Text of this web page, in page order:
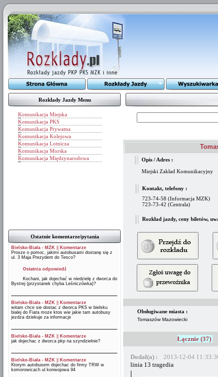
Rozkłady Jazdy Menu
Komunikacja Miejska
Komunikacja PKS
Komunikacja Prywatna
Komunikacja Kolejowa
Komunikacja Lotnicza
Komunikacja Morska
Komunikacja Międzynarodowa
Ostatnie komentarze/pytania
Bielsko-Biała - MZK
Komentarze
Prosze o pomoc, jakimi autobusami dostanę się z
ul. 3 Maja Prezydent do Tesco?
Ostatnia odpowiedź
Kochani, jak dojechać w niedzielę z dworca do
Bystrej (przystanek chyba Leśniczówka)?
Bielsko-Biała - MZK
Komentarze
witam chce sie dostac z dworca PKS w bielsku
bialej do Fiata moze ktos wie jakie tam autobusy
jezdza dziekuje za informacje
Bielsko-Biała - MZK
Komentarze
jak dojechac z dworca pkp na szyndzielnie?
Bielsko-Biała - MZK
Komentarze
Ktorym autobusem dojechac do firmy TRW w
komorowicach ul konwojowa 94
Opis / Adres :
Miejski Zakład Komunikacyjny
Kontakt, telefony :
723-74-58 (Informacja MZK)
723-73-42 (Centrala)
Rozkład jazdy, ceny biletów,
Obsługiwane miasta :
Tomaszów Mazowiecki
Łącznie (37)
Dodał(a) :
2013-12-04
linia 13 tragedia